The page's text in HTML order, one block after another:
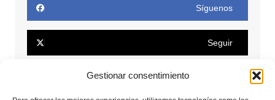
Gestionar consentimiento
Síguenos
Seguir